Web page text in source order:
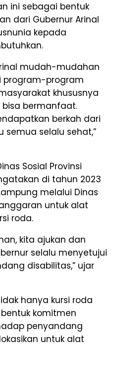
ini sebagai bentuk
dari Gubernur Arinal
kepada
mudah-mudahan
program-program
khususnya
bermanfaat.
berkah dari
semua selalu sehat,”
Sosial Provinsi
di tahun 2023
melalui Dinas
untuk alat
roda.
kita ajukan dan
selalu menyetujui
disabilitas,” ujar
hanya kursi roda
komitmen
penyandang
untuk alat